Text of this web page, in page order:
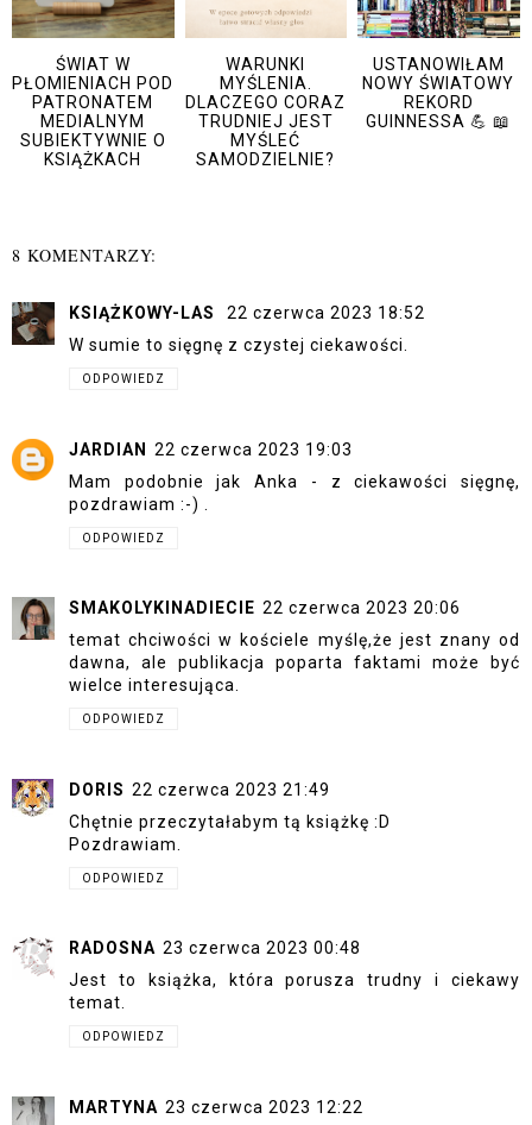
ŚWIAT W
PŁOMIENIACH POD
PATRONATEM
MEDIALNYM
SUBIEKTYWNIE O
KSIĄŻKACH
WARUNKI
MYŚLENIA.
DLACZEGO CORAZ
TRUDNIEJ JEST
MYŚLEĆ
SAMODZIELNIE?
USTANOWIŁAM
NOWY ŚWIATOWY
REKORD
GUINNESSA 💪 📖
8 KOMENTARZY:
KSIĄŻKOWY-LAS
22 czerwca 2023 18:52
W sumie to sięgnę z czystej ciekawości.
ODPOWIEDZ
JARDIAN
22 czerwca 2023 19:03
Mam podobnie jak Anka - z ciekawości sięgnę,
pozdrawiam :-) .
ODPOWIEDZ
SMAKOLYKINADIECIE 22 czerwca 2023 20:06
temat chciwości w kościele myślę,że jest znany od
dawna, ale publikacja poparta faktami może być
wielce interesująca.
ODPOWIEDZ
DORIS 22 czerwca 2023 21:49
Chętnie przeczytałabym tą książkę :D
Pozdrawiam.
ODPOWIEDZ
RADOSNA 23 czerwca 2023 00:48
Jest to książka, która porusza trudny i ciekawy
temat.
ODPOWIEDZ
MARTYNA 23 czerwca 2023 12:22